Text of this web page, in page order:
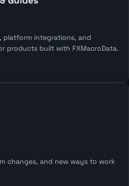
platform integrations, and
products built with FXMacroData.
changes, and new ways to work